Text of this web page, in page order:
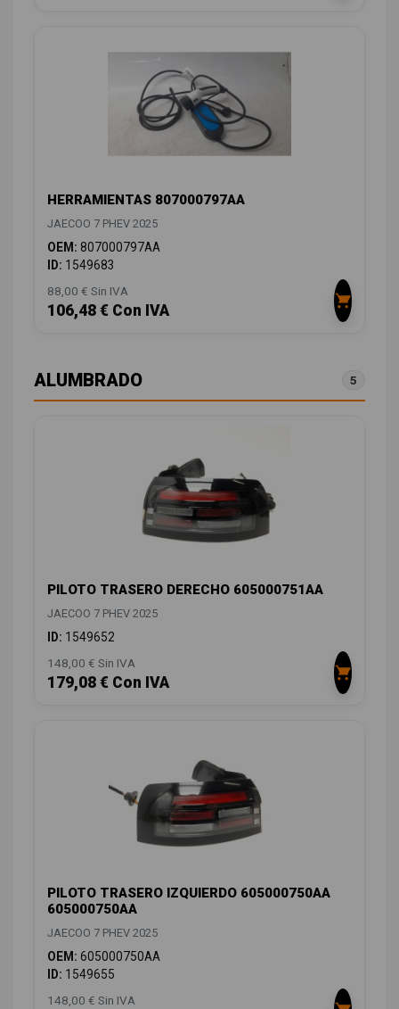
HERRAMIENTAS 807000797AA
JAECOO 7 PHEV 2025
OEM: 807000797AA
ID: 1549683
88,00 € Sin IVA
106,48 € Con IVA
ALUMBRADO 5
PILOTO TRASERO DERECHO 605000751AA
JAECOO 7 PHEV 2025
ID: 1549652
148,00 € Sin IVA
179,08 € Con IVA
PILOTO TRASERO IZQUIERDO 605000750AA
605000750AA
JAECOO 7 PHEV 2025
OEM: 605000750AA
ID: 1549655
148,00 € Sin IVA